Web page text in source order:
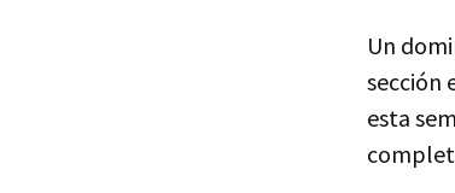
Un
sección
esta